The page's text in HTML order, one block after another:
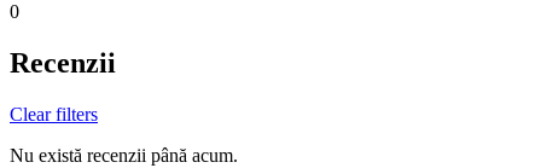
0
Recenzii
Clear filters
Nu există recenzii până acum.